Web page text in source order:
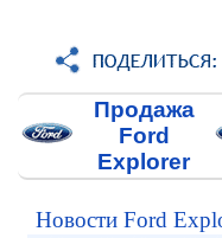
Продажа
Ford
Explorer
Новости Ford